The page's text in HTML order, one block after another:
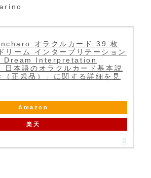
オラクルカード 39 枚
リーム インタープリテーション
Dream Interpretation
本語のオラクルカード基本説
正規品）」に関する詳細を見
Amazon
楽天